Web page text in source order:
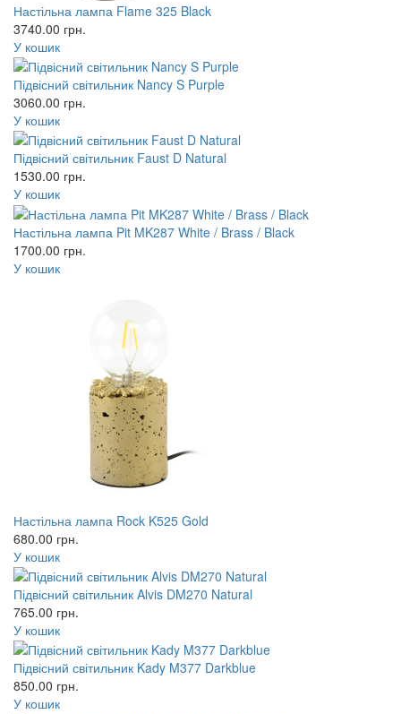
Настільна лампа Flame 325 Black
3740.00 грн.
У кошик
Підвісний світильник Nancy S Purple
3060.00 грн.
У кошик
Підвісний світильник Faust D Natural
1530.00 грн.
У кошик
Настільна лампа Pit MK287 White / Brass / Black
1700.00 грн.
У кошик
Настільна лампа Rock K525 Gold
680.00 грн.
У кошик
Підвісний світильник Alvis DM270 Natural
765.00 грн.
У кошик
Підвісний світильник Kady M377 Darkblue
850.00 грн.
У кошик